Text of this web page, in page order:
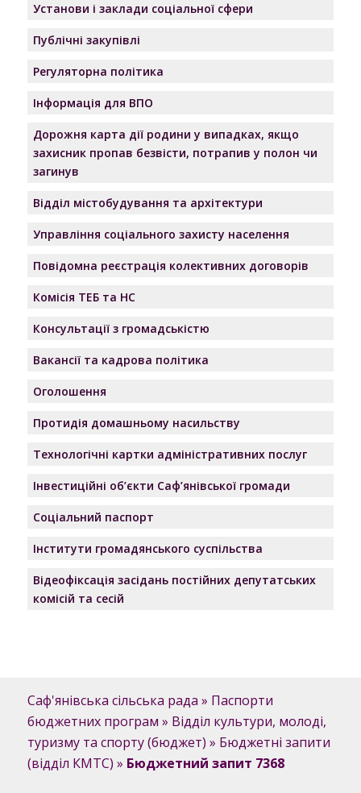
Установи і заклади соціальної сфери
Публічні закупівлі
Регуляторна політика
Інформація для ВПО
Дорожня карта дії родини у випадках, якщо
захисник пропав безвісти, потрапив у полон чи
загинув
Відділ містобудування та архітектури
Управління соціального захисту населення
Повідомна реєстрація колективних договорів
Комісія ТЕБ та НС
Консультації з громадськістю
Вакансії та кадрова політика
Оголошення
Протидія домашньому насильству
Технологічні картки адміністративних послуг
Інвестиційні об’єкти Саф’янівської громади
Соціальний паспорт
Інститути громадянського суспільства
Відеофіксація засідань постійних депутатських
комісій та сесій
Саф'янівська сільська рада » Паспорти
бюджетних програм » Відділ культури, молоді,
туризму та спорту (бюджет) » Бюджетні запити
(відділ КМТС) » Бюджетний запит 7368